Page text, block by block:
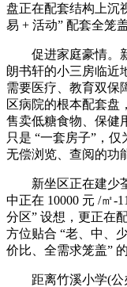
盘正在配套结构上沉
易 + 活动” 配套全笼
促进家庭豪情。新
朗书轩的小三房临近
需要医疗、教育双保
区病院的根本配套盘
售卖低糖食物、保健
只是 “一套房子”，
无偿浏览、查阅的功
新坐区正在建少荃
中正在 10000 元 /㎡-
分区” 设想，更正在
方位贴合 “老、中、
价比、全需求笼盖”
距离竹溪小学(公